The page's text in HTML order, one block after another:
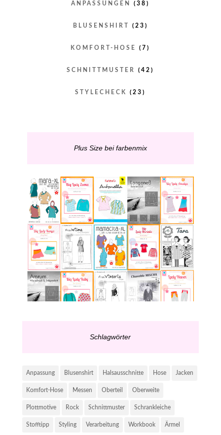
ANPASSUNGEN (38)
BLUSENSHIRT (23)
KOMFORT-HOSE (7)
SCHNITTMUSTER (42)
STYLECHECK (23)
Plus Size bei farbenmix
Schlagwörter
Anpassung Blusenshirt Halsausschnitte Hose Jacken
Komfort-Hose Messen Oberteil Oberweite
Plottmotive Rock Schnittmuster Schrankleiche
Stofftipp Styling Verarbeitung Workbook Ärmel